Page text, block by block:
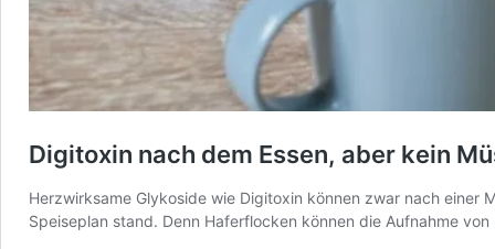
Digitoxin nach dem Essen, aber kein
Herzwirksame Glykoside wie Digitoxin können zwar nach einer
Speiseplan stand. Denn Haferflocken können die Aufnahme